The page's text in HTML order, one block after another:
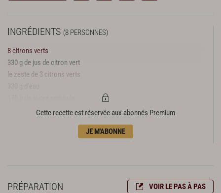
INGRÉDIENTS (8 PERSONNES)
8 citrons verts
330 g de jus de citron vert
le zeste de 3 citrons verts
10 g de super neutrose
Cette recette est réservée aux abonnés Premium
JE M'ABONNE
PRÉPARATION VOIR LE PAS À PAS